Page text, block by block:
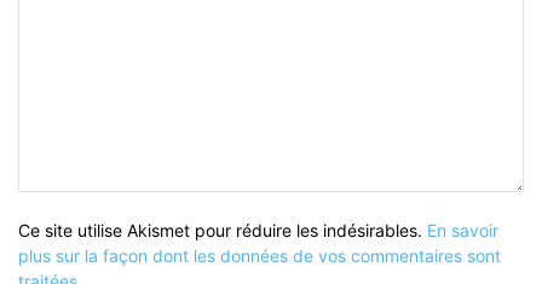
Ce site utilise Akismet pour réduire les indésirables. En savoir
plus sur la façon dont les données de vos commentaires sont